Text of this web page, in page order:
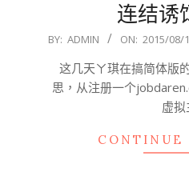
连结诱
2015-
13
BY: ADMIN ON: 2015/08/
这几天ㄚ琪在搞简体版
思，从注册一个
虚拟
CONTINUE